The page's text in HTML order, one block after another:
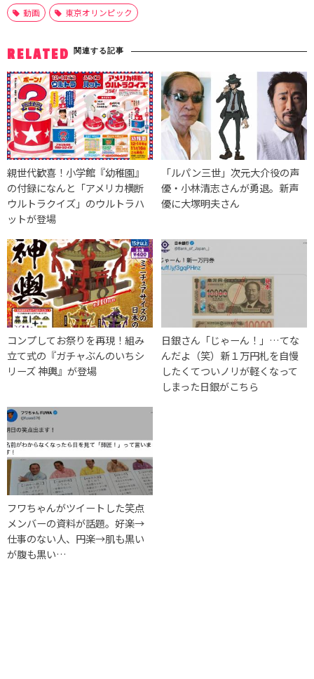
動画 東京オリンピック
RELATED 関連する記事
親世代歓喜！小学館『幼稚園』
の付録になんと「アメリカ横断
ウルトラクイズ」のウルトラハ
ットが登場
「ルパン三世」次元大介役の声
優・小林清志さんが勇退。新声
優に大塚明夫さん
コンプしてお祭りを再現！組み
立て式の『ガチャぶんのいちシ
リーズ 神輿』が登場
日銀さん「じゃーん！」…てな
んだよ（笑）新１万円札を自慢
したくてついノリが軽くなって
しまった日銀がこちら
フワちゃんがツイートした笑点
メンバーの資料が話題。好楽→
仕事のない人、円楽→肌も黒い
が腹も黒い…